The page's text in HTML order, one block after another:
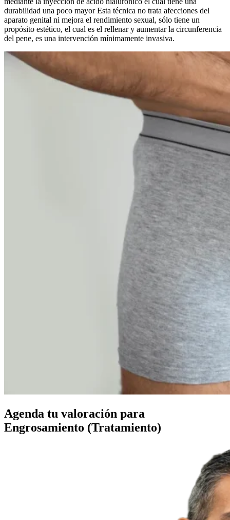
durabilidad una poco mayor Esta técnica no trata afecciones del
aparato genital ni mejora el rendimiento sexual, sólo tiene un
propósito estético, el cual es el rellenar y aumentar la circunferencia
del pene, es una intervención mínimamente invasiva.
Agenda tu valoración para
Engrosamiento (Tratamiento)